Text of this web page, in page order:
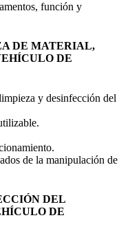
función y
DE MATERIAL,
DE
y desinfección del
de la manipulación de
DEL
DE